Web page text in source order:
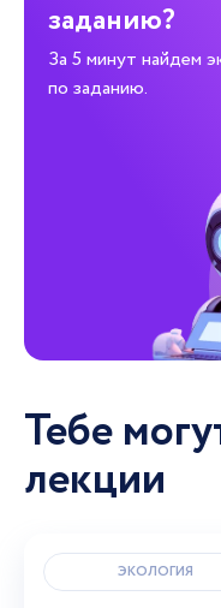
заданию?
За 5 минут найдем
по заданию.
Тебе
лекции
ЭКОЛОГИЯ